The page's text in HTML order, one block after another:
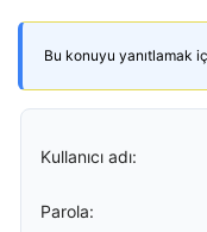
Bu konuyu yanıtlamak
Kullanıcı adı:
Parola: